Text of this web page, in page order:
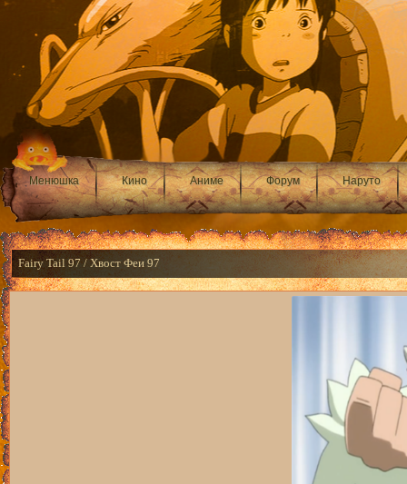
Менюшка Кино Аниме Форум Наруто
Fairy Tail 97 / Хвост Феи 97